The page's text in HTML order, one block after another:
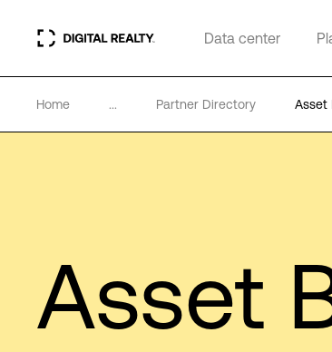
Data center
Home ... Partner Directory Asset
Asset